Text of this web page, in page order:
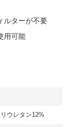
ルターが不要
用可能
ウレタン12%